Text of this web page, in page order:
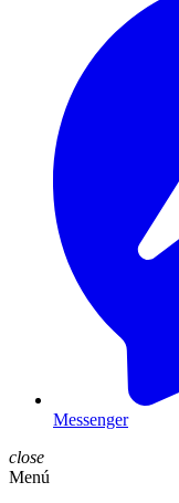
Messenger
close
Menú